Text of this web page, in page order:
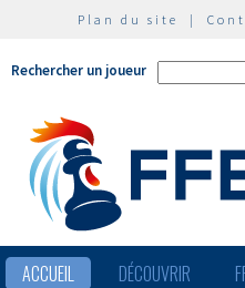
Plan du site |
Rechercher un joueur
ACCUEIL DÉCOUVRIR